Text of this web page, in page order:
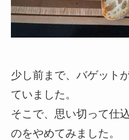
少し前まで、バゲット
ていました。
そこで、思い切って仕
のをやめてみました。